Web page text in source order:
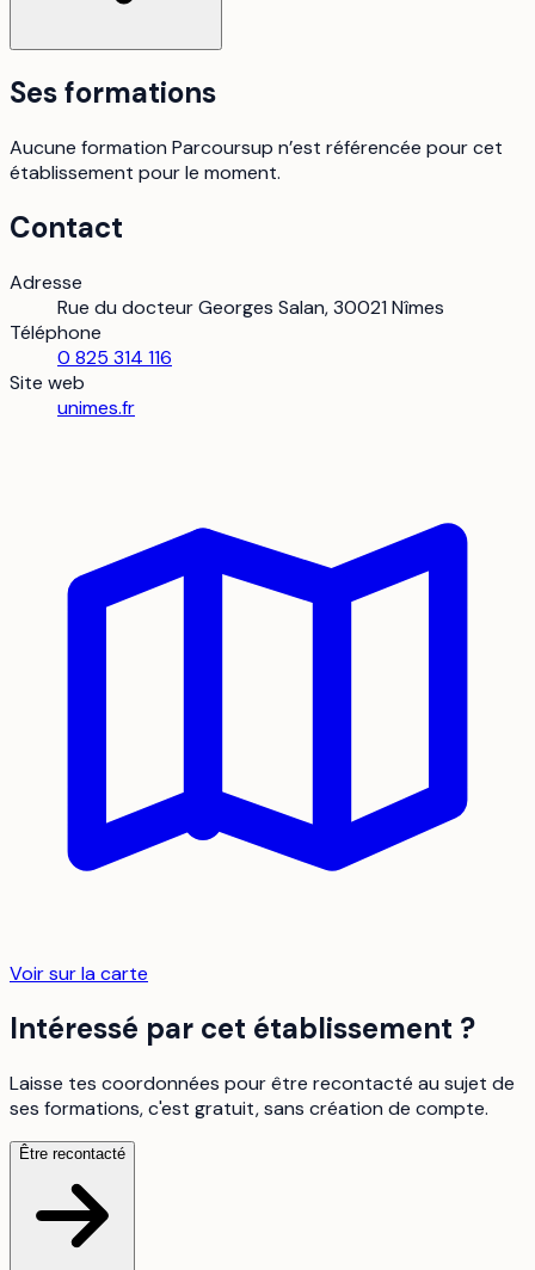
Ses formations
Aucune formation Parcoursup n’est référencée pour cet
établissement pour le moment.
Contact
Adresse
Rue du docteur Georges Salan, 30021 Nîmes
Téléphone
0 825 314 116
Site web
unimes.fr
Voir sur la carte
Intéressé par cet établissement ?
Laisse tes coordonnées pour être recontacté au sujet de
ses formations, c'est gratuit, sans création de compte.
Être recontacté